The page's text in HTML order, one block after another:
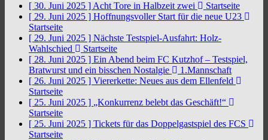
[ 30. Juni 2025 ] Acht Tore in Halbzeit zwei
Startseite
[ 29. Juni 2025 ] Hoffnungsvoller Start für die neue U23
Startseite
[ 29. Juni 2025 ] Nächste Testspiel-Ausfahrt: Holz-
Wahlschied
Startseite
[ 28. Juni 2025 ] Ein Abend beim FC Kutzhof – Testspiel,
Bratwurst und ein bisschen Nostalgie
1.Mannschaft
[ 26. Juni 2025 ] Viererkette: Neues aus dem Ellenfeld
Startseite
[ 25. Juni 2025 ] „Konkurrenz belebt das Geschäft!“
Startseite
[ 25. Juni 2025 ] Tickets für das Doppelgastspiel des FCS
Startseite